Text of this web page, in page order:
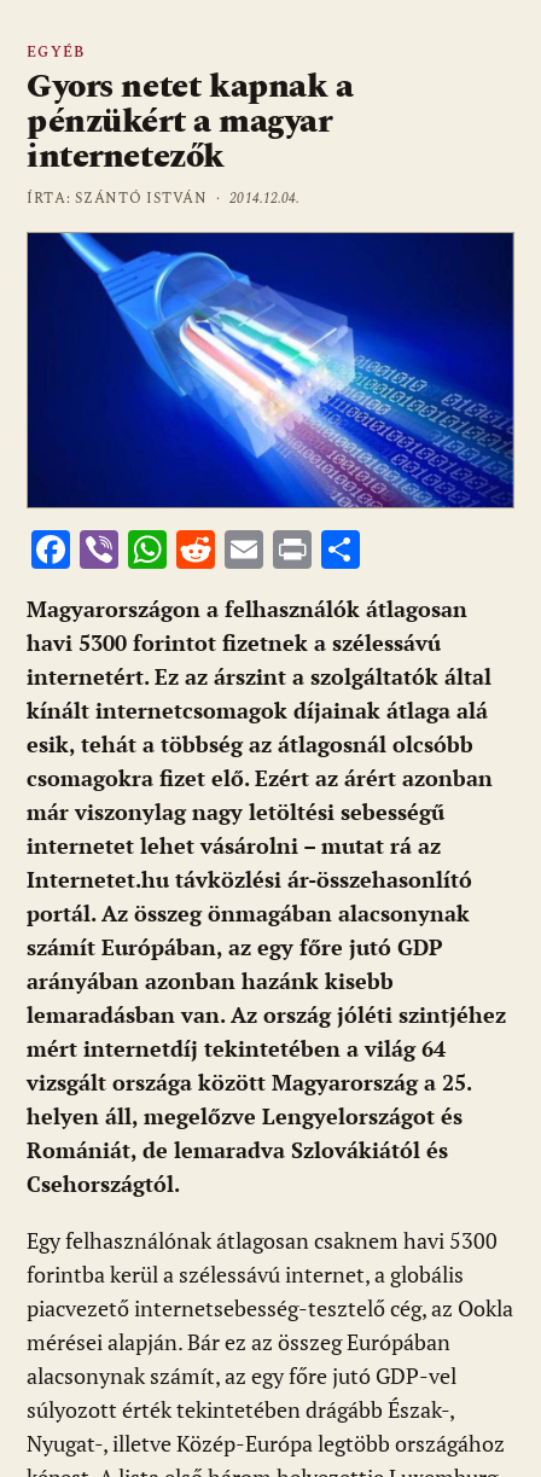
EGYÉB
Gyors netet kapnak a
pénzükért a magyar
internetezők
ÍRTA: SZÁNTÓ ISTVÁN ·2014.12.04.
F
e
b
o
o
k
Vi
er
W
at
s
A
p
p
R
e
d
di
t
E
ai
l
Pr
in
t
ss
za
m
e
g
Magyarországon a felhasználók átlagosan
havi 5300 forintot fizetnek a szélessávú
internetért. Ez az árszint a szolgáltatók által
kínált internetcsomagok díjainak átlaga alá
esik, tehát a többség az átlagosnál olcsóbb
csomagokra fizet elő. Ezért az árért azonban
már viszonylag nagy letöltési sebességű
internetet lehet vásárolni – mutat rá az
Internetet.hu távközlési ár-összehasonlító
portál. Az összeg önmagában alacsonynak
számít Európában, az egy főre jutó GDP
arányában azonban hazánk kisebb
lemaradásban van. Az ország jóléti szintjéhez
mért internetdíj tekintetében a világ 64
vizsgált országa között Magyarország a 25.
helyen áll, megelőzve Lengyelországot és
Romániát, de lemaradva Szlovákiától és
Csehországtól.
Egy felhasználónak átlagosan csaknem havi 5300
forintba kerül a szélessávú internet, a globális
piacvezető internetsebesség-tesztelő cég, az Ookla
mérései alapján. Bár ez az összeg Európában
alacsonynak számít, az egy főre jutó GDP-vel
súlyozott érték tekintetében drágább Észak-,
Nyugat-, illetve Közép-Európa legtöbb országához